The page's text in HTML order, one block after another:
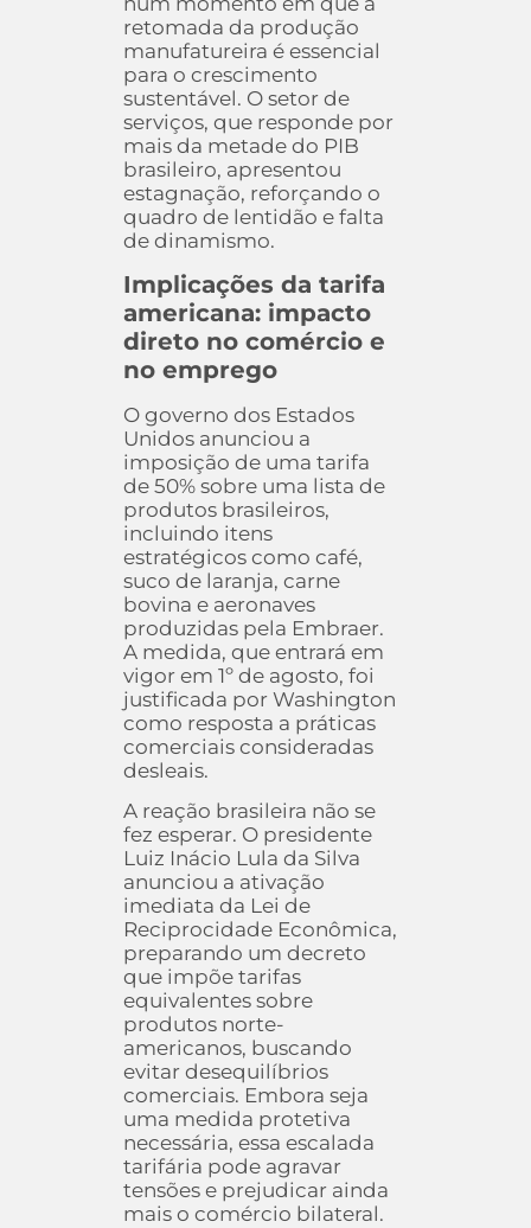
retomada da produção
manufatureira é essencial
para o crescimento
sustentável. O setor de
serviços, que responde por
mais da metade do PIB
brasileiro, apresentou
estagnação, reforçando o
quadro de lentidão e falta
de dinamismo.
Implicações da tarifa
americana: impacto
direto no comércio e
no emprego
O governo dos Estados
Unidos anunciou a
imposição de uma tarifa
de 50% sobre uma lista de
produtos brasileiros,
incluindo itens
estratégicos como café,
suco de laranja, carne
bovina e aeronaves
produzidas pela Embraer.
A medida, que entrará em
vigor em 1º de agosto, foi
justificada por Washington
como resposta a práticas
comerciais consideradas
desleais.
A reação brasileira não se
fez esperar. O presidente
Luiz Inácio Lula da Silva
anunciou a ativação
imediata da Lei de
Reciprocidade Econômica,
preparando um decreto
que impõe tarifas
equivalentes sobre
produtos norte-
americanos, buscando
evitar desequilíbrios
comerciais. Embora seja
uma medida protetiva
necessária, essa escalada
tarifária pode agravar
tensões e prejudicar ainda
mais o comércio bilateral.